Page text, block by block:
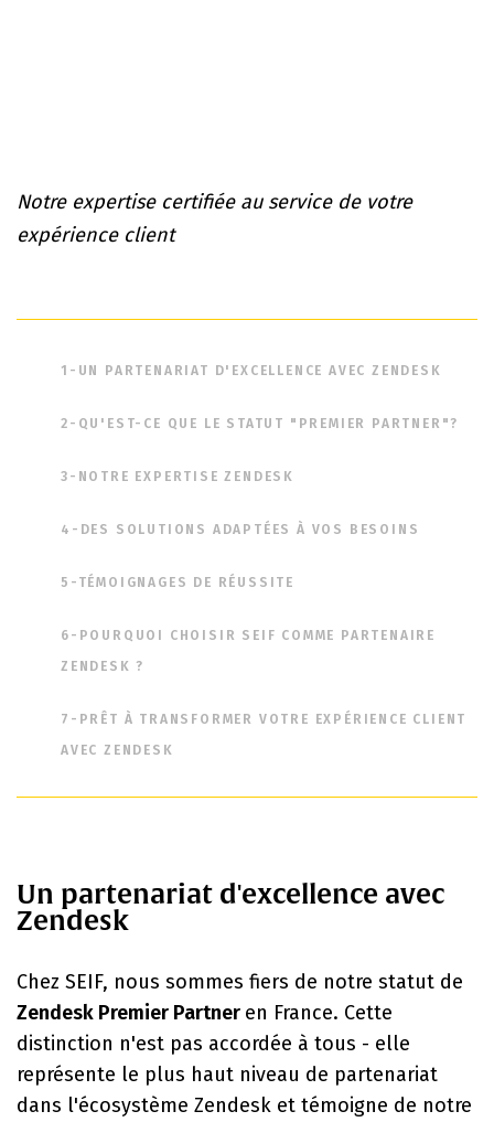
Notre expertise certifiée au service de votre
expérience client
1-UN PARTENARIAT D'EXCELLENCE AVEC ZENDESK
2-QU'EST-CE QUE LE STATUT "PREMIER PARTNER"?
3-NOTRE EXPERTISE ZENDESK
4-DES SOLUTIONS ADAPTÉES À VOS BESOINS
5-TÉMOIGNAGES DE RÉUSSITE
6-POURQUOI CHOISIR SEIF COMME PARTENAIRE
ZENDESK ?
7-PRÊT À TRANSFORMER VOTRE EXPÉRIENCE CLIENT
AVEC ZENDESK
Un partenariat d'excellence avec
Zendesk
Chez SEIF, nous sommes fiers de notre statut de
Zendesk Premier Partner en France. Cette
distinction n'est pas accordée à tous - elle
représente le plus haut niveau de partenariat
dans l'écosystème Zendesk et témoigne de notre